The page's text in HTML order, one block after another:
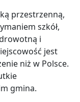
przestrzenną,
szkół,
i
jest
niż w Polsce.
gmina.